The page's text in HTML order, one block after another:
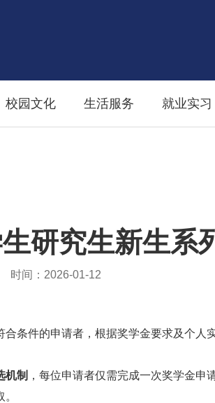
校园文化 生活服务 就业实习
研究生新生系
时间：2026-01-12
合条件的申请者，根据奖学金要求及个人
机制 ，每位申请者仅需完成一次奖学金申